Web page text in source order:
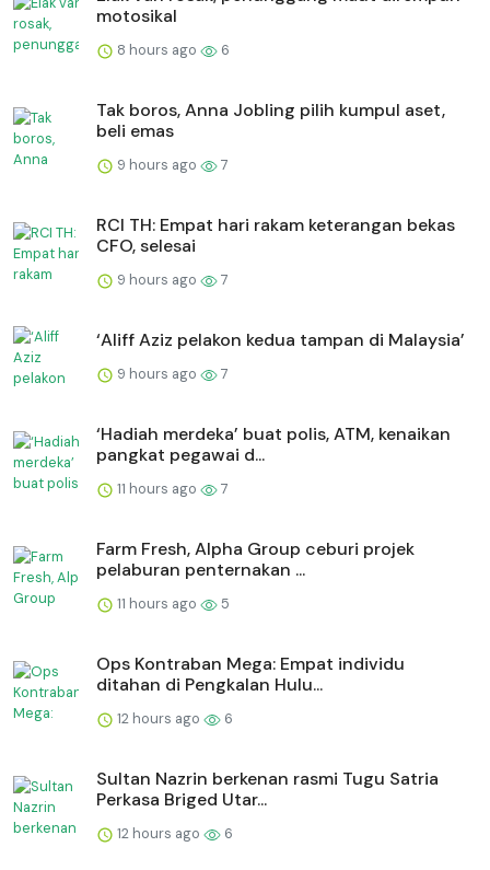
motosikal
8 hours ago 6
Tak boros, Anna Jobling pilih kumpul aset,
beli emas
9 hours ago 7
RCI TH: Empat hari rakam keterangan bekas
CFO, selesai
9 hours ago 7
‘Aliff Aziz pelakon kedua tampan di Malaysia’
9 hours ago 7
‘Hadiah merdeka’ buat polis, ATM, kenaikan
pangkat pegawai d...
11 hours ago 7
Farm Fresh, Alpha Group ceburi projek
pelaburan penternakan ...
11 hours ago 5
Ops Kontraban Mega: Empat individu
ditahan di Pengkalan Hulu...
12 hours ago 6
Sultan Nazrin berkenan rasmi Tugu Satria
Perkasa Briged Utar...
12 hours ago 6